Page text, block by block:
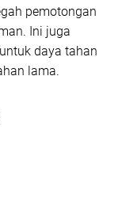
pemotongan
Ini juga
daya tahan
lama.